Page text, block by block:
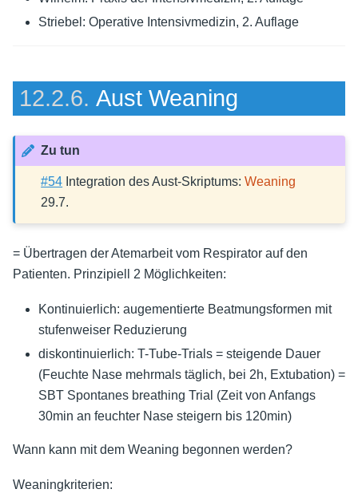
Striebel: Operative Intensivmedizin, 2. Auflage
12.2.6. Aust Weaning
Zu tun
#54 Integration des Aust-Skriptums:Weaning
29.7.
= Übertragen der Atemarbeit vom Respirator auf den
Patienten. Prinzipiell 2 Möglichkeiten:
Kontinuierlich: augementierte Beatmungsformen mit
stufenweiser Reduzierung
diskontinuierlich: T-Tube-Trials = steigende Dauer
(Feuchte Nase mehrmals täglich, bei 2h, Extubation) =
SBT Spontanes breathing Trial (Zeit von Anfangs
30min an feuchter Nase steigern bis 120min)
Wann kann mit dem Weaning begonnen werden?
Weaningkriterien: